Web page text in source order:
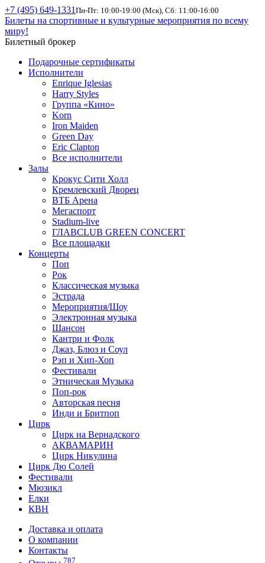
+7 (495) 649-1331 Пн-Пт: 10:00-19:00 (Мск), Сб: 11:00-16:00
Билеты на спортивные и культурные мероприятия по всему
миру!
Билетный брокер
Подарочные сертификаты
Исполнители
Enrique Iglesias
Harry Styles
Группа «Кино»
Korn
Iron Maiden
Green Day
Eric Clapton
Все исполнители
Залы
Крокус Сити Холл
Кремлевский Дворец
ВТБ Арена
Мегаспорт
Stadium-live
ГЛАВCLUB GREEN CONCERT
Все площадки
Концерты
Поп
Рок
Классическая музыка
Эстрада
Мероприятия/Шоу
Электронная музыка
Шансон
Кантри и Фолк
Джаз, Блюз и Соул
Рэп и Хип-Хоп
Фестивали
Этническая Музыка
Поп-рок
Авторская песня
Инди и Бритпоп
Цирк
Цирк на Вернадского
АКВАМАРИН
Цирк Никулина
Цирк Дю Солей
Фестивали
Мюзикл
Елки
КВН
Доставка и оплата
О компании
Контакты
787